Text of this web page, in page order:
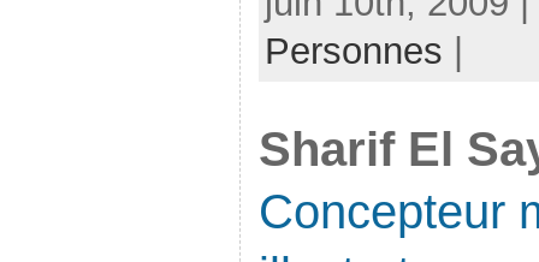
Personnes
Sharif El
Concepteur